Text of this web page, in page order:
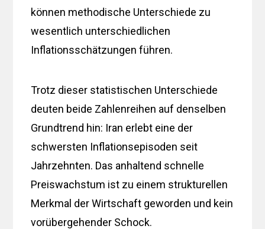
können methodische Unterschiede zu
wesentlich unterschiedlichen
Inflationsschätzungen führen.
Trotz dieser statistischen Unterschiede
deuten beide Zahlenreihen auf denselben
Grundtrend hin: Iran erlebt eine der
schwersten Inflationsepisoden seit
Jahrzehnten. Das anhaltend schnelle
Preiswachstum ist zu einem strukturellen
Merkmal der Wirtschaft geworden und kein
vorübergehender Schock.